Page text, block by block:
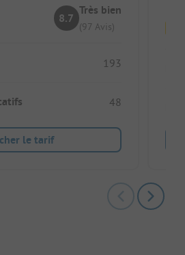
8.7
Très bien
(97 Avis)
193
48
le tarif